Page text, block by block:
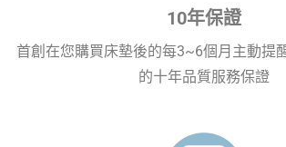
10年保證
首創在您購買床墊後的每3~6個月主動提
的十年品質服務保證